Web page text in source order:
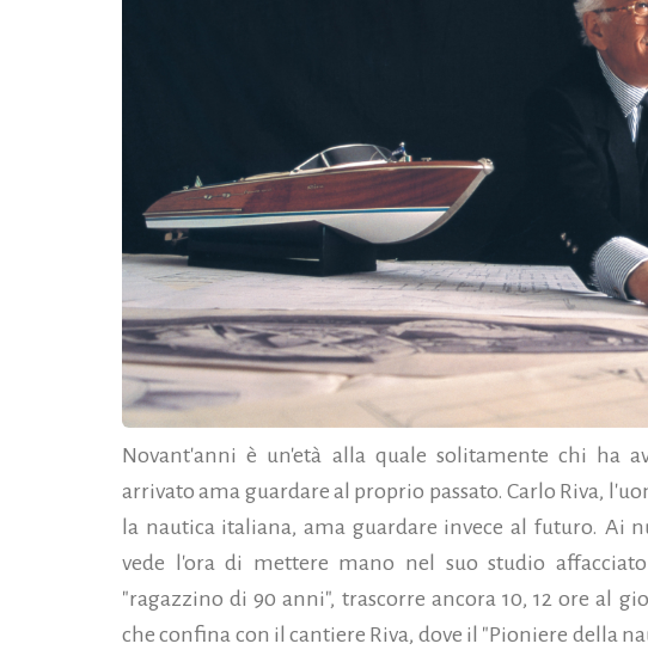
Novant'anni è un'età alla quale solitamente chi ha
arrivato ama guardare al proprio passato. Carlo Riva,
la nautica italiana, ama guardare invece al futuro. Ai
vede l'ora di mettere mano nel suo studio
"ragazzino di 90 anni", trascorre ancora 10, 12 ore al
che confina con il cantiere Riva, dove il "Pioniere della